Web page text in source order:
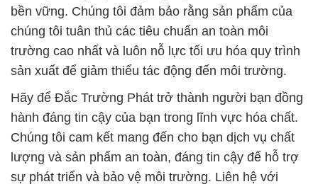
bền vững. Chúng tôi đảm bảo rằng sản phẩm của
chúng tôi tuân thủ các tiêu chuẩn an toàn môi
trường cao nhất và luôn nỗ lực tối ưu hóa quy trình
sản xuất để giảm thiểu tác động đến môi trường.
Hãy để Đắc Trường Phát trở thành người bạn đồng
hành đáng tin cậy của bạn trong lĩnh vực hóa chất.
Chúng tôi cam kết mang đến cho bạn dịch vụ chất
lượng và sản phẩm an toàn, đáng tin cậy để hỗ trợ
sự phát triển và bảo vệ môi trường. Liên hệ với